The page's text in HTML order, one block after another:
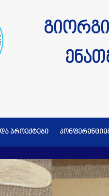
პროექტები